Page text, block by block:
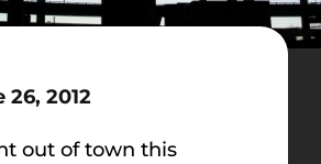
2012
out of town this